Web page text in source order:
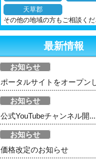
天草郡
その他の地域の方もご相談くだ
最新情報
お知らせ
ポータルサイトをオープン
お知らせ
公式YouTubeチャンネル開...
お知らせ
価格改定のお知らせ